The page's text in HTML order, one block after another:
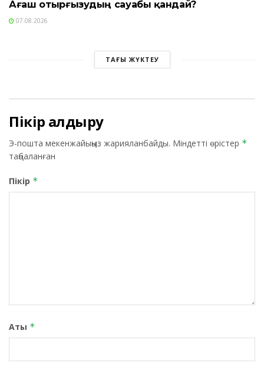
Ағаш отырғызудың сауабы қандай?
07.08.2026
ТАҒЫ ЖҮКТЕУ
Пікір қалдыру
Э-пошта мекенжайыңыз жарияланбайды. Міндетті өрістер *
таңбаланған
Пікір *
Аты *